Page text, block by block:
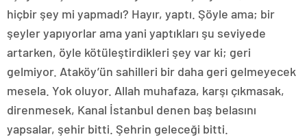
hiçbir şey mi yapmadı? Hayır, yaptı. Şöyle ama; bir
şeyler yapıyorlar ama yani yaptıkları şu seviyede
artarken, öyle kötüleştirdikleri şey var ki; geri
gelmiyor. Ataköy’ün sahilleri bir daha geri gelmeyecek
mesela. Yok oluyor. Allah muhafaza, karşı çıkmasak,
direnmesek, Kanal İstanbul denen baş belasını
yapsalar, şehir bitti. Şehrin geleceği bitti.